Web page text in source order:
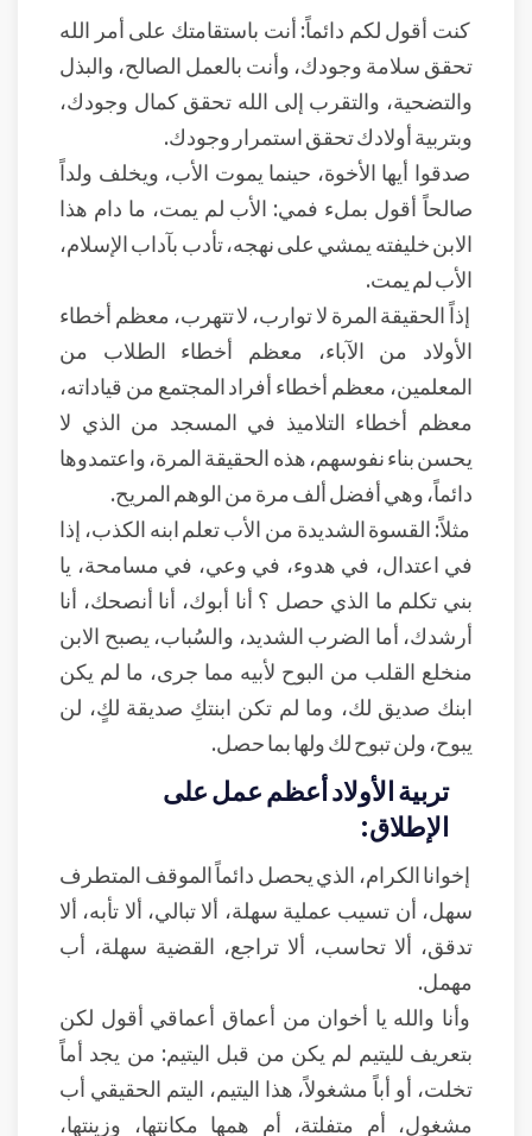
كنت أقول لكم دائماً: أنت باستقامتك على أمر الله
تحقق سلامة وجودك، وأنت بالعمل الصالح، والبذل
والتضحية، والتقرب إلى الله تحقق كمال وجودك،
وبتربية أولادك تحقق استمرار وجودك.
صدقوا أيها الأخوة، حينما يموت الأب، ويخلف ولداً
صالحاً أقول بملء فمي: الأب لم يمت، ما دام هذا
الابن خليفته يمشي على نهجه، تأدب بآداب الإسلام،
الأب لم يمت.
إذاً الحقيقة المرة لا توارب، لا تتهرب، معظم أخطاء
الأولاد من الآباء، معظم أخطاء الطلاب من
المعلمين، معظم أخطاء أفراد المجتمع من قياداته،
معظم أخطاء التلاميذ في المسجد من الذي لا
يحسن بناء نفوسهم، هذه الحقيقة المرة، واعتمدوها
دائماً، وهي أفضل ألف مرة من الوهم المريح.
مثلاً: القسوة الشديدة من الأب تعلم ابنه الكذب، إذا
في اعتدال، في هدوء، في وعي، في مسامحة، يا
بني تكلم ما الذي حصل ؟ أنا أبوك، أنا أنصحك، أنا
أرشدك، أما الضرب الشديد، والسُباب، يصبح الابن
منخلع القلب من البوح لأبيه مما جرى، ما لم يكن
ابنك صديق لك، وما لم تكن ابنتكِ صديقة لكٍ، لن
يبوح، ولن تبوح لك ولها بما حصل.
تربية الأولاد أعظم عمل على
الإطلاق:
إخوانا الكرام، الذي يحصل دائماً الموقف المتطرف
سهل، أن تسيب عملية سهلة، ألا تبالي، ألا تأبه، ألا
تدقق، ألا تحاسب، ألا تراجع، القضية سهلة، أب
مهمل.
وأنا والله يا أخوان من أعماق أعماقي أقول لكن
بتعريف لليتيم لم يكن من قبل اليتيم: من يجد أماً
تخلت، أو أباً مشغولاً، هذا اليتيم، اليتم الحقيقي أب
مشغول، أم متفلتة، أم همها مكانتها، وزينتها،